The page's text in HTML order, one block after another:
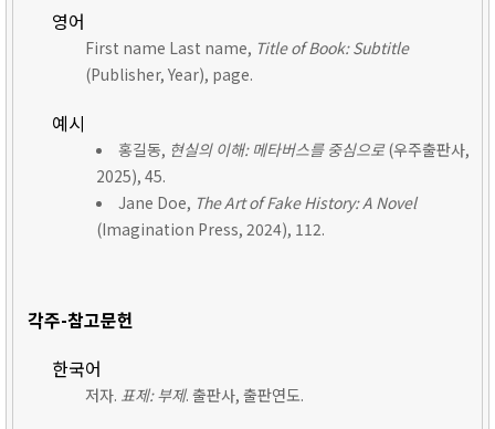
영어
First name Last name, Title of Book: Subtitle
(Publisher, Year), page.
예시
홍길동, 현실의 이해: 메타버스를 중심으로(우주출판사,
2025), 45.
Jane Doe, The Art of Fake History: A Novel
(Imagination Press, 2024), 112.
각주-참고문헌
한국어
저자. 표제: 부제. 출판사, 출판연도.